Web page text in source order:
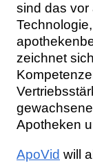
sind das vor
zeichnet
Apotheken
ApoVid will